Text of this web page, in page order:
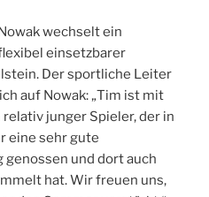
wechselt ein
einsetzbarer
Der sportliche Leiter
auf Nowak: „Tim ist mit
junger Spieler, der in
eine sehr gute
und dort auch
hat. Wir freuen uns,